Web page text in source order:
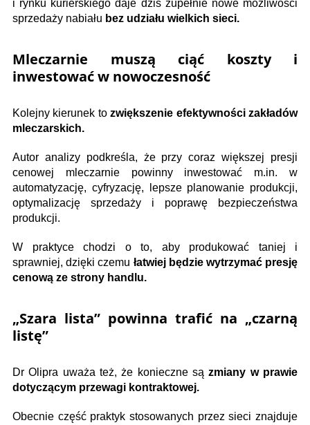
i rynku kurierskiego daje dziś zupełnie nowe możliwości
sprzedaży nabiału bez udziału wielkich sieci.
Mleczarnie muszą ciąć koszty i
inwestować w nowoczesność
Kolejny kierunek tozwiększenie efektywności zakładów
mleczarskich.
Autor analizy podkreśla, że przy coraz większej presji
cenowej mleczarnie powinny inwestować m.in. w
automatyzację, cyfryzację, lepsze planowanie produkcji,
optymalizację sprzedaży i poprawę bezpieczeństwa
produkcji.
W praktyce chodzi o to, aby produkować taniej i
sprawniej, dzięki czemu łatwiej będzie wytrzymać presję
cenową ze strony handlu.
„Szara lista” powinna trafić na „czarną
listę”
Dr Olipra uważa też, że konieczne sązmiany w prawie
dotyczącym przewagi kontraktowej.
Obecnie część praktyk stosowanych przez sieci znajduje